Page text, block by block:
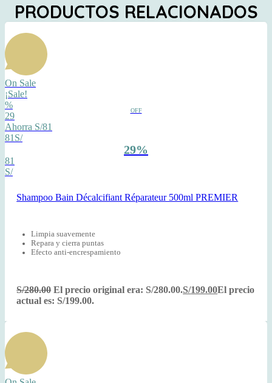
PRODUCTOS RELACIONADOS
On Sale
¡Sale!
%
OFF
29
Ahorra S/81
81S/
29%
81
S/
Shampoo Bain Décalcifiant Réparateur 500ml PREMIER
Limpia suavemente
Repara y cierra puntas
Efecto anti-encrespamiento
S/280.00 El precio original era: S/280.00.S/199.00El precio
actual es: S/199.00.